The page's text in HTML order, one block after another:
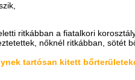
ritkábban a fiatalkori
nőknél ritkábban, sötét
tartósan kitett